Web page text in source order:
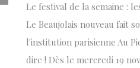
Le festival de la semaine :
Le Beaujolais nouveau fait
l'institution parisienne Au
dire ! Dès le mercredi 19